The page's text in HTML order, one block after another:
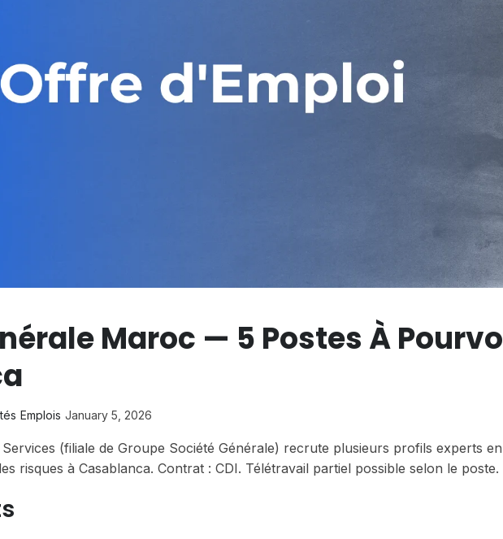
Maroc — 5 Postes À
Emplois January 5, 2026
(filiale de Groupe Société Générale) recrute plusieurs profils experts
risques à Casablanca. Contrat : CDI. Télétravail partiel possible selon le poste.